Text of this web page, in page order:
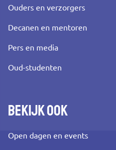
Ouders en verzorgers
Decanen en mentoren
Pers en media
Oud-studenten
Bekijk ook
Open dagen en events